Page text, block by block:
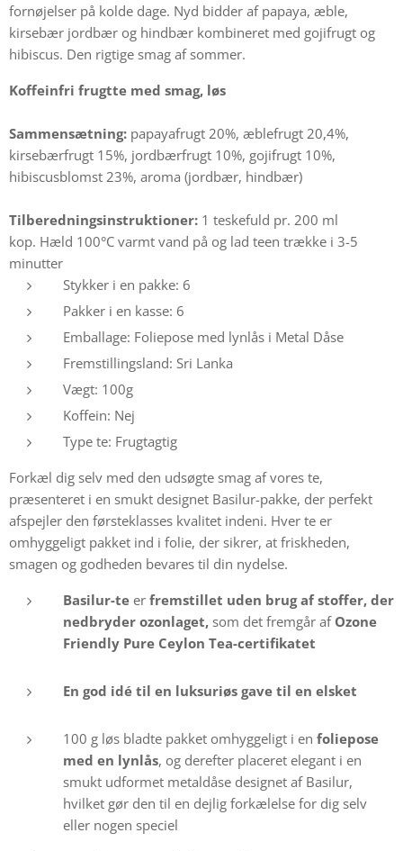
fornøjelser på kolde dage. Nyd bidder af papaya, æble,
kirsebær jordbær og hindbær kombineret med gojifrugt og
hibiscus. Den rigtige smag af sommer.
Koffeinfri frugtte med smag, løs
Sammensætning: papayafrugt 20%, æblefrugt 20,4%,
kirsebærfrugt 15%, jordbærfrugt 10%, gojifrugt 10%,
hibiscusblomst 23%, aroma (jordbær, hindbær)
Tilberedningsinstruktioner: 1 teskefuld pr. 200 ml
kop. Hæld 100°C varmt vand på og lad teen trække i 3-5
minutter
Stykker i en pakke: 6
Pakker i en kasse: 6
Emballage: Foliepose med lynlås i Metal Dåse
Fremstillingsland: Sri Lanka
Vægt: 100g
Koffein: Nej
Type te: Frugtagtig
Forkæl dig selv med den udsøgte smag af vores te,
præsenteret i en smukt designet Basilur-pakke, der perfekt
afspejler den førsteklasses kvalitet indeni. Hver te er
omhyggeligt pakket ind i folie, der sikrer, at friskheden,
smagen og godheden bevares til din nydelse.
Basilur-te er fremstillet uden brug af stoffer, der
nedbryder ozonlaget, som det fremgår af Ozone
Friendly Pure Ceylon Tea-certifikatet
En god idé til en luksuriøs gave til en elsket
100 g løs bladte pakket omhyggeligt i en foliepose
med en lynlås, og derefter placeret elegant i en
smukt udformet metaldåse designet af Basilur,
hvilket gør den til en dejlig forkælelse for dig selv
eller nogen speciel